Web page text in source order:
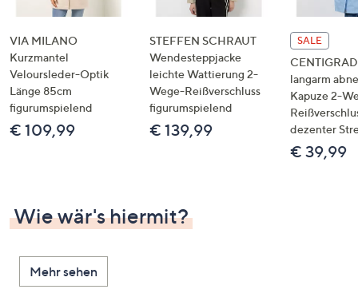
VIA MILANO
Kurzmantel
Veloursleder-Optik
Länge 85cm
figurumspielend
€ 109,99
STEFFEN SCHRAUT
Wendesteppjacke
leichte Wattierung 2-
Wege-Reißverschluss
figurumspielend
€ 139,99
SALE
langarm
Kapuze 2-
dezenter
€ 39,99
Wie wär's hiermit?
Mehr sehen